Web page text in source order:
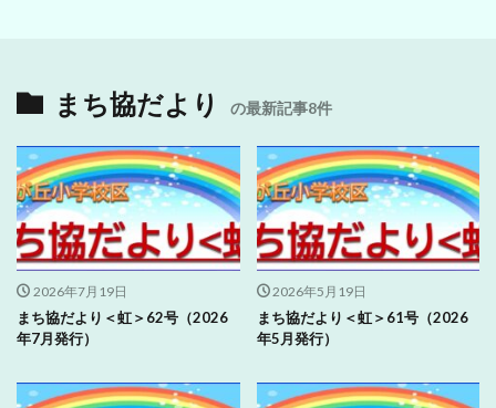
まち協だより の最新記事8件
2026年7月19日
まち協だより＜虹＞62号（2026
年7月発行）
2026年5月19日
まち協だより＜虹＞61号（2026
年5月発行）